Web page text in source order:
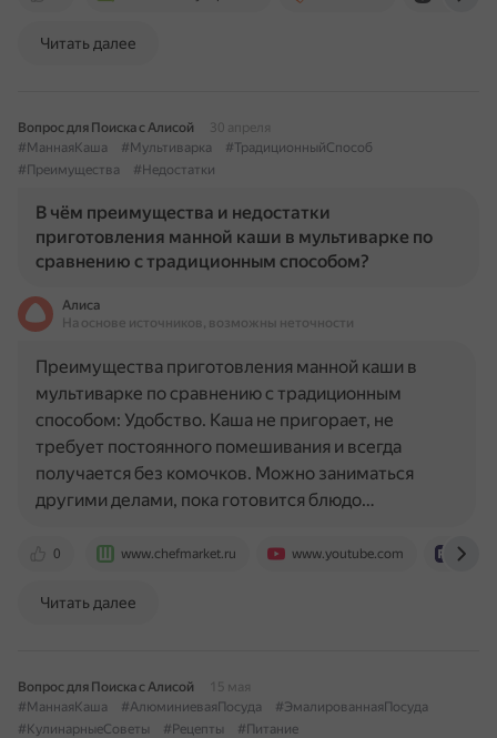
Читать далее
Вопрос для Поиска с Алисой
30 апреля
#МаннаяКаша
#Мультиварка
#ТрадиционныйСпособ
#Преимущества
#Недостатки
В чём преимущества и недостатки
приготовления манной каши в мультиварке по
сравнению с традиционным способом?
Алиса
На основе источников, возможны неточности
0 www.chefmarket.ru www.youtube.com
Преимущества приготовления манной каши в
мультиварке по сравнению с традиционным
способом: Удобство. Каша не пригорает, не
требует постоянного помешивания и всегда
получается без комочков. Можно заниматься
другими делами, пока готовится блюдо…
Читать далее
Вопрос для Поиска с Алисой
15 мая
#МаннаяКаша
#АлюминиеваяПосуда
#ЭмалированнаяПосуда
#КулинарныеСоветы
#Рецепты #Питание